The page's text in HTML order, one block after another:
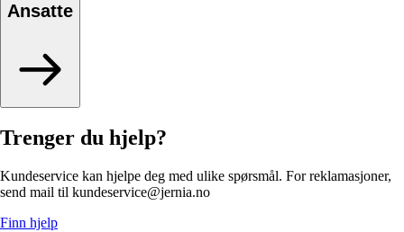
Ansatte
Trenger du hjelp?
Kundeservice kan hjelpe deg med ulike spørsmål. For reklamasjoner,
send mail til kundeservice@jernia.no
Finn hjelp